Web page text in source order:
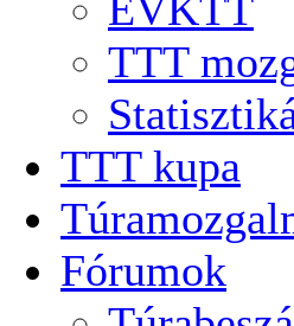
TTT
TTT kupa
Fórumok